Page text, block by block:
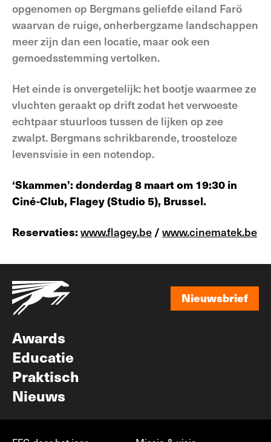
opgenomen op Bergmans geliefde eiland Farö
waarvan de ruige, onherbergzame landschappen
meer zijn dan een locatie, maar ook een
gemoedsstemming vertolken.
Het einde is onvergetelijk: het bootje waarmee ze
vluchten geraakt op drift zodat het verwoeste
echtpaar stuurloos tussen de lijken op zee
zwalpt. Bergmans schrikbarende, troosteloze
levensvisie in een notendop.
‘Skammen’: donderdag 8 maart om 19:30 in
Ciné-Club, Flagey (Studio 5), Brussel.
Reservaties: www.flagey.be / www.cinematek.be
Nieuwsbrief
Awards
Educatie
Praktisch
Nieuws